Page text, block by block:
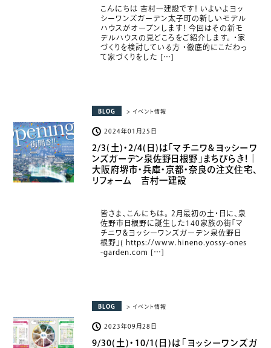
こんにちは 吉村一建設です！ いよいよヨッ
シーワンズガーデン太子町の新しいモデル
ハウスがオープンします！ 今回はその新モ
デルハウスの見どころをご紹介します。 ・家
づくりを検討している方 ・徹底的にこだわっ
て家づくりをした […]
BLOG > イベント情報
2024年01月25日
2/3(土)・2/4(日)は「マチニワ&ヨッシーワ
ンズガーデン泉佐野日根野」まちびらき！｜
大阪府堺市・兵庫・京都・奈良の注文住宅、
リフォーム 吉村一建設
皆さま、こんにちは。 2月最初の土・日に、泉
佐野市日根野に誕生した140家族の街「マ
チニワ&ヨッシーワンズガーデン泉佐野日
根野」( https://www.hineno.yossy-ones
-garden.com […]
BLOG > イベント情報
2023年09月28日
9/30(土)・10/1(日)は「ヨッシーワンズガ